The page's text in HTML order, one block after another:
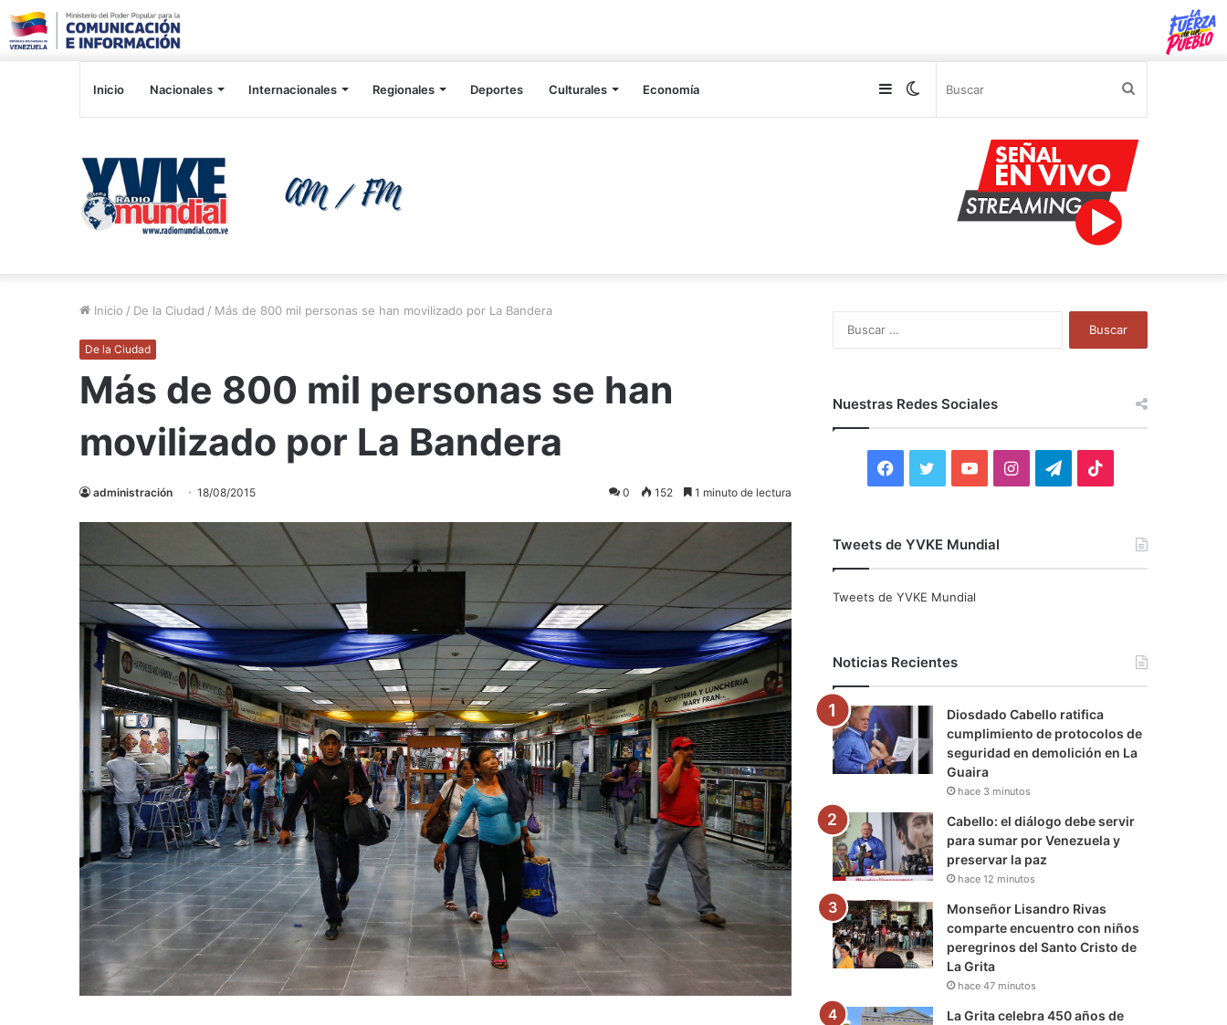
Inicio Nacionales Internacionales Regionales Deportes Culturales Economía Switch
Sidebar
Inicio / De la Ciudad / Más de 800 mil personas se han movilizado por La Bandera
De la Ciudad
Más de 800 mil personas se han
movilizado por La Bandera
administración 18/08/2015 0 152 1 minuto de lectura
Nuestras Redes Sociales
F
c
o
k
i
r
Y
u
e
I
r
a
m
T
a
m
Tweets de YVKE Mundial
Tweets de YVKE Mundial
Noticias Recientes
Diosdado Cabello ratifica
cumplimiento de protocolos de
seguridad en demolición en La
Guaira
hace 3 minutos
Cabello: el diálogo debe servir
para sumar por Venezuela y
preservar la paz
hace 12 minutos
Monseñor Lisandro Rivas
comparte encuentro con niños
peregrinos del Santo Cristo de
La Grita
hace 47 minutos
La Grita celebra 450 años de